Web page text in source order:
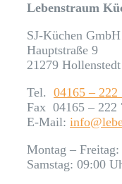
Lebenstraum
SJ-Küchen GmbH
Hauptstraße 9
21279 Hollenstedt
Tel. 04165 – 222
Fax 04165 – 222
E-Mail:
Montag –
Samstag: 09:00